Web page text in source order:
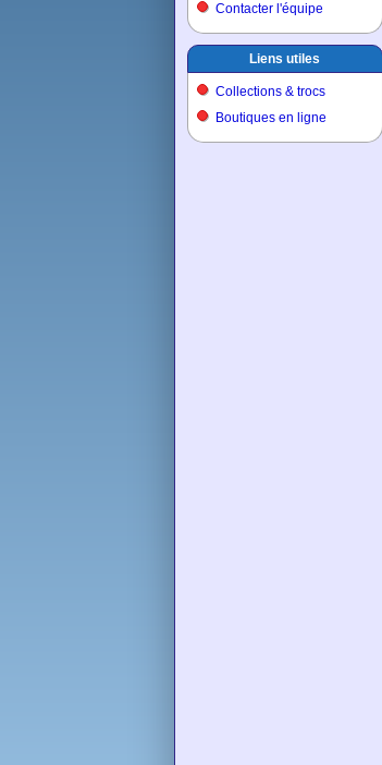
Contacter l'équipe
Liens utiles
Collections & trocs
Boutiques en ligne